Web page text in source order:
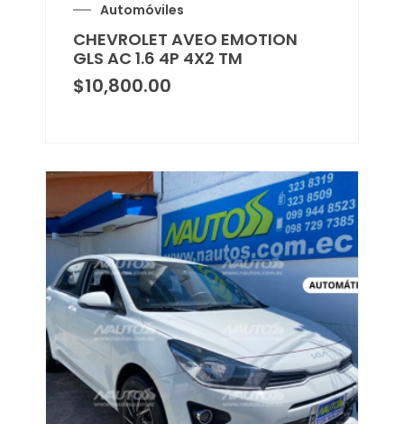
Automóviles
CHEVROLET AVEO EMOTION
GLS AC 1.6 4P 4X2 TM
$10,800.00